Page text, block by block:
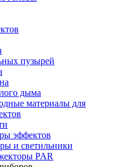
пузырей
дыма
материалы для
эффектов
и светильники
PAR